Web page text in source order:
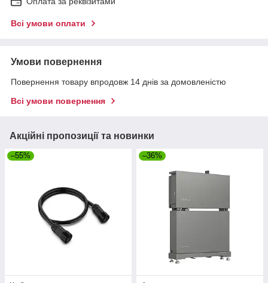
Всі умови оплати
Умови повернення
Повернення товару впродовж 14 днів за домовленістю
Всі умови повернення
Акційні пропозиції та новинки
–55% –36%